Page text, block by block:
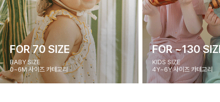
FOR 70 SIZE
BABY SIZE
0~6M 사이즈 카테고리
FOR ~130
KIDS SIZE
4Y~6Y 사이즈 카테고리